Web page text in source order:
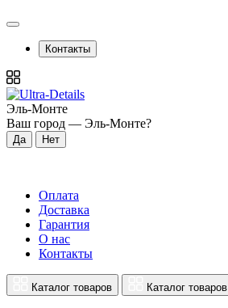
Контакты
Эль-Монте
Ваш город — Эль-Монте?
Оплата
Доставка
Гарантия
О нас
Контакты
Каталог товаров Каталог товаров